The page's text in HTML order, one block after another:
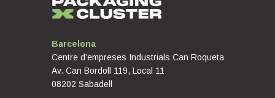
Barcelona
Centre d’empreses Industrials Can Roqueta
Av. Can Bordoll 119, Local 11
08202 Sabadell